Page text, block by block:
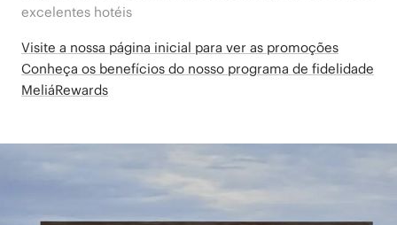
excelentes hotéis
Visite a nossa página inicial para ver as promoções
Conheça os benefícios do nosso programa de fidelidade
MeliáRewards